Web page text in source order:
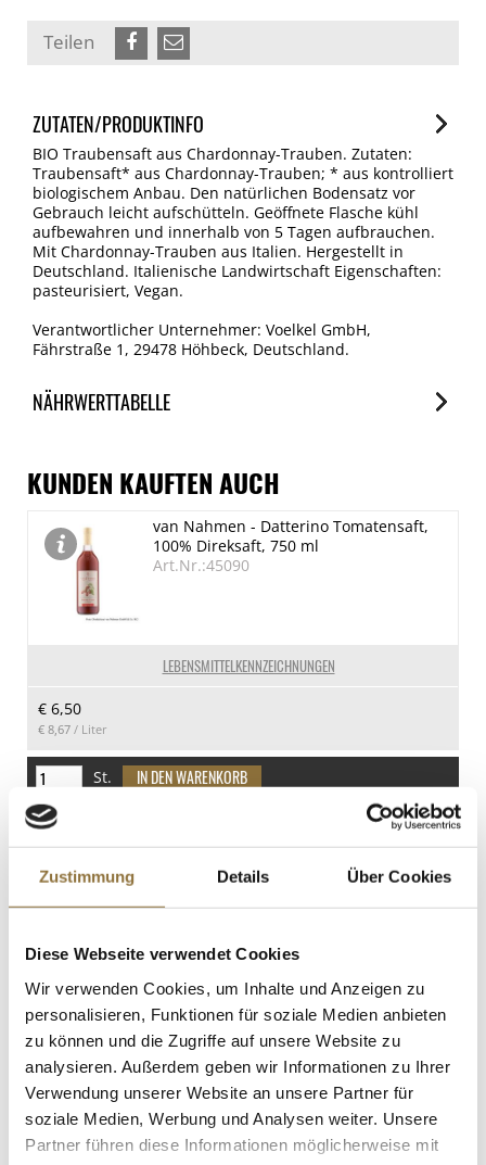
Zustimmung Details Über Cookies
Diese Webseite verwendet Cookies
Wir verwenden Cookies, um Inhalte und Anzeigen zu
personalisieren, Funktionen für soziale Medien anbieten
zu können und die Zugriffe auf unsere Website zu
analysieren. Außerdem geben wir Informationen zu Ihrer
Verwendung unserer Website an unsere Partner für
soziale Medien, Werbung und Analysen weiter. Unsere
Partner führen diese Informationen möglicherweise mit
Teilen
ZUTATEN/PRODUKTINFO
BIO Traubensaft aus Chardonnay-Trauben. Zutaten:
Traubensaft* aus Chardonnay-Trauben; * aus kontrolliert
biologischem Anbau. Den natürlichen Bodensatz vor
Gebrauch leicht aufschütteln. Geöffnete Flasche kühl
aufbewahren und innerhalb von 5 Tagen aufbrauchen.
Mit Chardonnay-Trauben aus Italien. Hergestellt in
Deutschland. Italienische Landwirtschaft Eigenschaften:
pasteurisiert, Vegan.
Verantwortlicher Unternehmer: Voelkel GmbH,
Fährstraße 1, 29478 Höhbeck, Deutschland.
NÄHRWERTTABELLE
je 100ml
Brennwert
277 kJ/66 kcal
Fett
davon gesättigte Fettsäuren
16 g
Eiweiß
0.2 g
Salz
KUNDEN KAUFTEN AUCH
LEBENSMITTELKENNZEICHNUNGEN
van Nahmen - Datterino Tomatensaft,
100% Direksaft, 750 ml
Art.Nr.:45090
€ 6,50
€ 8,67 / Liter
St.
van Nahmen - Elstar Apfelsaft, 100%
Direktsaft, BIO, 750 ml
Art.Nr.:28825
€ 5,00
€ 6,67/ Liter
St.
Mirin Takara - süßer Reiswein,